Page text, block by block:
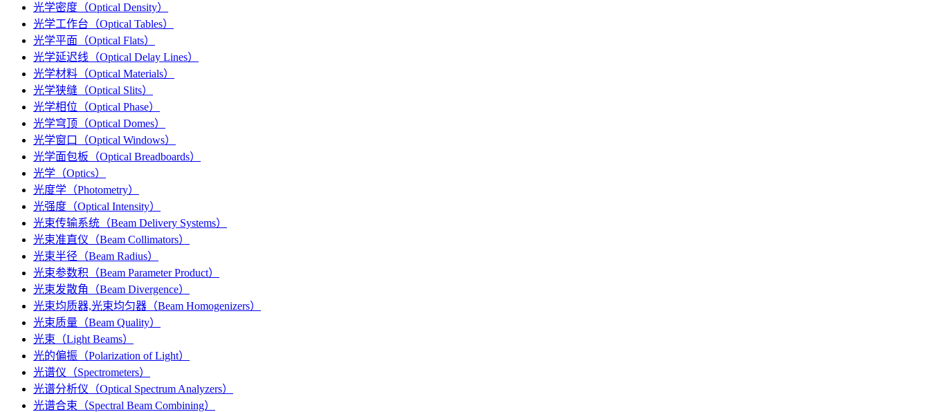
光学密度（Optical Density）
光学工作台（Optical Tables）
光学平面（Optical Flats）
光学延迟线（Optical Delay Lines）
光学材料（Optical Materials）
光学狭缝（Optical Slits）
光学相位（Optical Phase）
光学穹顶（Optical Domes）
光学窗口（Optical Windows）
光学面包板（Optical Breadboards）
光学（Optics）
光度学（Photometry）
光强度（Optical Intensity）
光束传输系统（Beam Delivery Systems）
光束准直仪（Beam Collimators）
光束半径（Beam Radius）
光束参数积（Beam Parameter Product）
光束发散角（Beam Divergence）
光束均质器,光束均匀器（Beam Homogenizers）
光束质量（Beam Quality）
光束（Light Beams）
光的偏振（Polarization of Light）
光谱仪（Spectrometers）
光谱分析仪（Optical Spectrum Analyzers）
光谱合束（Spectral Beam Combining）